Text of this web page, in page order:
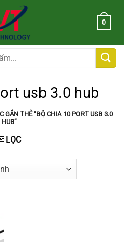
0
usb 3.0 hub
GẮN THẺ “BỘ CHIA 10 PORT USB 3.0
HUB”
LỌC